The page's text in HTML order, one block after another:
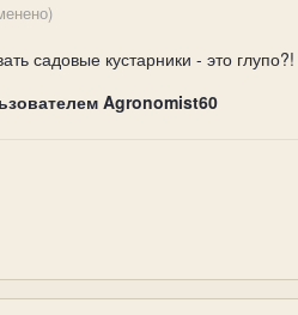
садовые кустарники - это глупо?!
Agronomist60